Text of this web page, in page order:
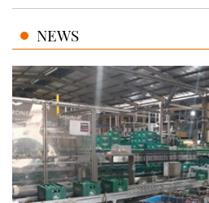
NEWS